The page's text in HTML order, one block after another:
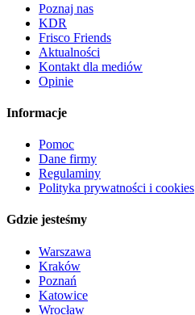
Poznaj nas
KDR
Frisco Friends
Aktualności
Kontakt dla mediów
Opinie
Informacje
Pomoc
Dane firmy
Regulaminy
Polityka prywatności i cookies
Gdzie jesteśmy
Warszawa
Kraków
Poznań
Katowice
Wrocław